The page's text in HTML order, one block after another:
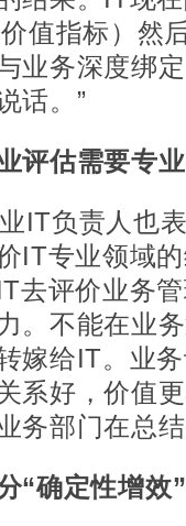
价值指标）然
业务深度绑
话。”
评估需要专
IT负责人也
IT专业领域
去评价业务
。不能在业
嫁给IT。业
系好，价值
务部门在总
“确定性增效